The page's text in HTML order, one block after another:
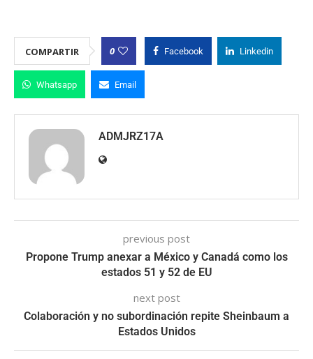
COMPARTIR 0 Facebook Linkedin
Whatsapp Email
ADMJRZ17A
previous post
Propone Trump anexar a México y Canadá como los
estados 51 y 52 de EU
next post
Colaboración y no subordinación repite Sheinbaum a
Estados Unidos